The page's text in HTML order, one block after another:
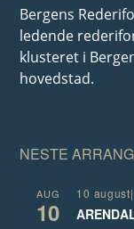
Bergens
ledende
klusteret i
hovedstad.
NESTE
AUG
10
10